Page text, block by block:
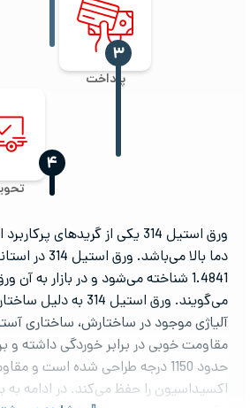
پرداخت
‍۳
‍۴
ورق استیل 314 یکی از گریدهای
دما بالا می‌باشد.
1.4841 شناخته می‌شود و در بازار به آن
می‌گویند. ورق استیل 314
آلیاژی موجود در ساختارش، ساختاری
مقاومت خوبی در برابر خوردگی داشته و
حدود 1150 درجه طراحی شده است و
اکسیداسیون را حفظ می‌کند. در ادامه به